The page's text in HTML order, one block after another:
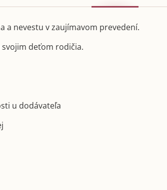
a nevestu v zaujímavom prevedení.
deťom rodičia.
u dodávateľa